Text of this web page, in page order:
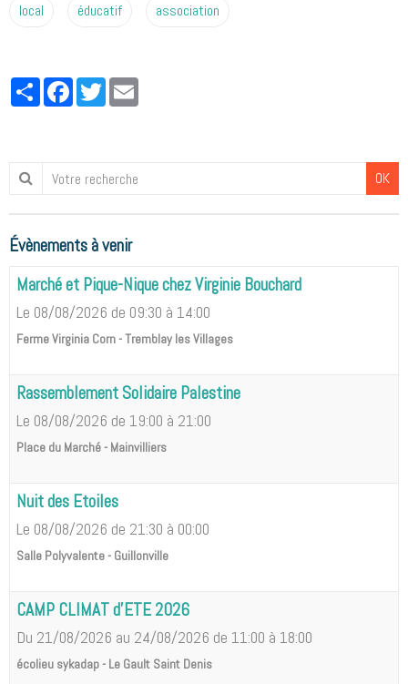
local éducatif association
PartagerFacebookTwitter
OK
Évènements à venir
Marché et Pique-Nique chez Virginie Bouchard
Le 08/08/2026 de 09:30 à 14:00
Ferme Virginia Corn - Tremblay les Villages
Rassemblement Solidaire Palestine
Le 08/08/2026 de 19:00 à 21:00
Place du Marché - Mainvilliers
Nuit des Etoiles
Le 08/08/2026 de 21:30 à 00:00
Salle Polyvalente - Guillonville
CAMP CLIMAT d'ETE 2026
Du 21/08/2026 au 24/08/2026 de 11:00 à 18:00
écolieu sykadap - Le Gault Saint Denis